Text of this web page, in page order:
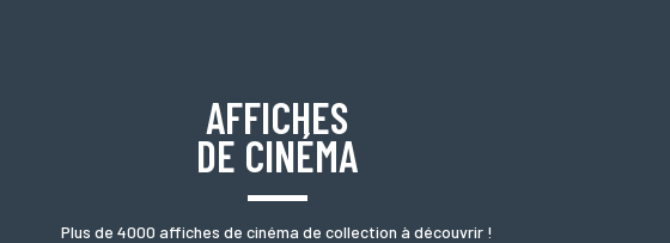
AFFICHES
DE CINÉMA
Plus de 4000 affiches de cinéma de collection à découvrir !